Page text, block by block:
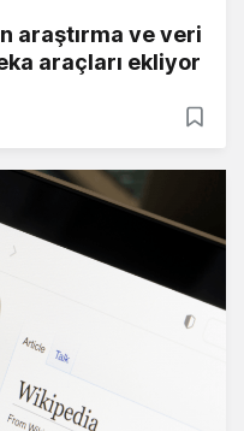
araştırma ve veri
araçları ekliyor